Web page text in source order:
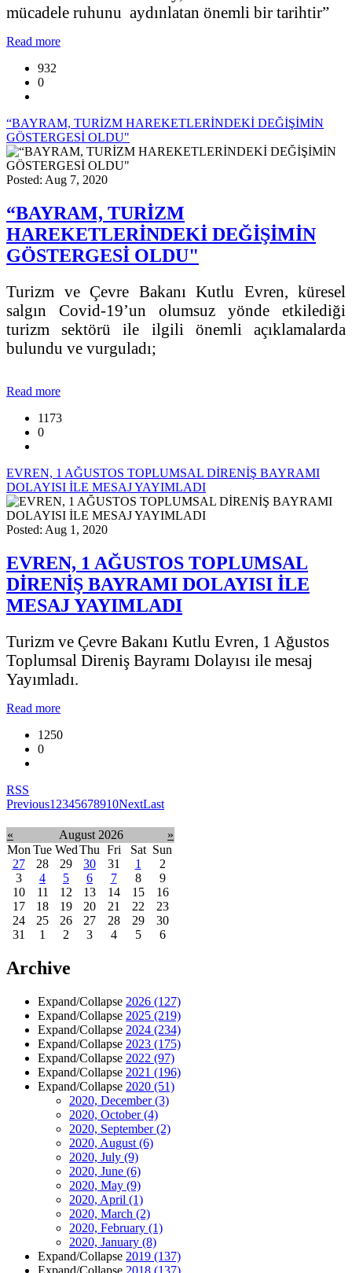
mücadele ruhunu aydınlatan önemli bir tarihtir”
Read more
932
0
“BAYRAM, TURİZM HAREKETLERİNDEKİ DEĞİŞİMİN
GÖSTERGESİ OLDU"
Posted: Aug 7, 2020
“BAYRAM, TURİZM
HAREKETLERİNDEKİ DEĞİŞİMİN
GÖSTERGESİ OLDU"
Turizm ve Çevre Bakanı Kutlu Evren, küresel
salgın Covid-19’un olumsuz yönde etkilediği
turizm sektörü ile ilgili önemli açıklamalarda
bulundu ve vurguladı;
Read more
1173
0
EVREN, 1 AĞUSTOS TOPLUMSAL DİRENİŞ BAYRAMI
DOLAYISI İLE MESAJ YAYIMLADI
Posted: Aug 1, 2020
EVREN, 1 AĞUSTOS TOPLUMSAL
DİRENİŞ BAYRAMI DOLAYISI İLE
MESAJ YAYIMLADI
Turizm ve Çevre Bakanı Kutlu Evren, 1 Ağustos
Toplumsal Direniş Bayramı Dolayısı ile mesaj
Yayımladı.
Read more
1250
0
RSS
Previous1 2345678910NextLast
« August 2026
»
Mon Tue WedThu Fri Sat Sun
27
28 29 30 31 1
2
3
4 5 6 7 8
9
10
11 12 13 14 15
16
17
18 19 20 21 22
23
24
25 26 27 28 29
30
31
1 2 3 4 5 6
Archive
Expand/Collapse 2026 (127)
Expand/Collapse 2025 (219)
Expand/Collapse 2024 (234)
Expand/Collapse 2023 (175)
Expand/Collapse 2022 (97)
Expand/Collapse 2021 (196)
Expand/Collapse 2020 (51)
2020, December(3)
2020, October(4)
2020, September(2)
2020, August (6)
2020, July (9)
2020, June (6)
2020, May (9)
2020, April (1)
2020, March (2)
2020, February (1)
2020, January (8)
Expand/Collapse 2019 (137)
Expand/Collapse 2018 (137)